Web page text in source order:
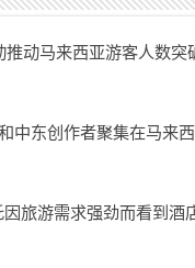
推动马来西亚游客人数突
中东创作者聚集在马来
旅游需求强劲而看到酒